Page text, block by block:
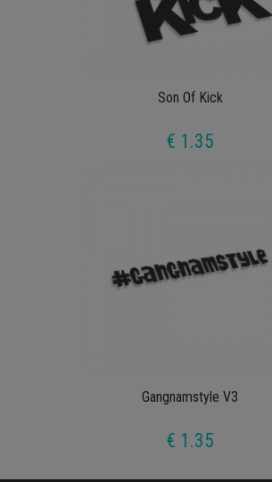
Son Of Kick
€ 1.35
Gangnamstyle V3
€ 1.35